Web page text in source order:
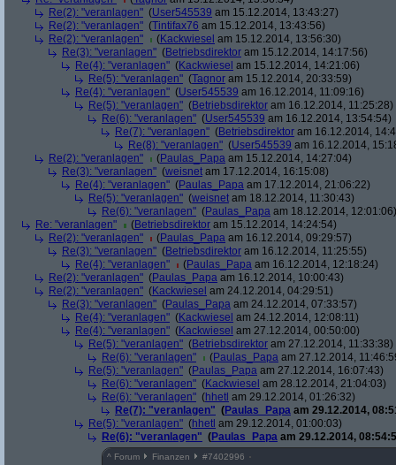
Re(2): "veranlagen" (User545539 am 15.12.2014, 13:43:27)
Re(2): "veranlagen" (Tintifax76 am 15.12.2014, 13:43:56)
Re(2): "veranlagen"
(Kackwiesel am 15.12.2014, 13:56:30)
Re(3): "veranlagen" (Betriebsdirektor am 15.12.2014, 14:17:56)
Re(4): "veranlagen" (Kackwiesel am 15.12.2014, 14:21:06)
Re(5): "veranlagen" (Tagnor am 15.12.2014, 20:33:59)
Re(4): "veranlagen" (User545539 am 16.12.2014, 11:09:16)
Re(5): "veranlagen" (Betriebsdirektor am 16.12.2014, 11:25:28)
Re(6): "veranlagen" (User545539 am 16.12.2014, 13:54:54)
Re(7): "veranlagen" (Betriebsdirektor am 16.12.2014,
Re(8): "veranlagen" (User545539 am 16.12.2014,
Re(2): "veranlagen"
(Paulas_Papa am 15.12.2014, 14:27:04)
Re(3): "veranlagen" (weisnet am 17.12.2014, 16:15:08)
Re(4): "veranlagen" (Paulas_Papa am 17.12.2014, 21:06:22)
Re(5): "veranlagen" (weisnet am 18.12.2014, 11:30:43)
Re(6): "veranlagen" (Paulas_Papa am 18.12.2014, 12:01:06)
Re: "veranlagen"
(Betriebsdirektor am 15.12.2014, 14:24:54)
Re(2): "veranlagen"
(Paulas_Papa am 16.12.2014, 09:29:57)
Re(3): "veranlagen" (Betriebsdirektor am 16.12.2014, 11:25:55)
Re(4): "veranlagen"
(Paulas_Papa am 16.12.2014, 12:18:24)
Re(2): "veranlagen" (Paulas_Papa am 16.12.2014, 10:00:43)
Re(2): "veranlagen" (Kackwiesel am 24.12.2014, 04:29:51)
Re(3): "veranlagen" (Paulas_Papa am 24.12.2014, 07:33:57)
Re(4): "veranlagen" (Kackwiesel am 24.12.2014, 12:08:11)
Re(4): "veranlagen" (Kackwiesel am 27.12.2014, 00:50:00)
Re(5): "veranlagen" (Betriebsdirektor am 27.12.2014, 11:33:38)
Re(6): "veranlagen"
(Paulas_Papa am 27.12.2014,
Re(5): "veranlagen" (Paulas_Papa am 27.12.2014, 16:07:43)
Re(6): "veranlagen" (Kackwiesel am 28.12.2014, 21:04:03)
Re(6): "veranlagen" (hhetl am 29.12.2014, 01:26:32)
Re(7): "veranlagen" (Paulas_Papa am 29.12.2014,
Re(5): "veranlagen" (hhetl am 29.12.2014, 01:00:03)
Re(6): "veranlagen" (Paulas_Papa am 29.12.2014,
^ Forum Finanzen #7402996